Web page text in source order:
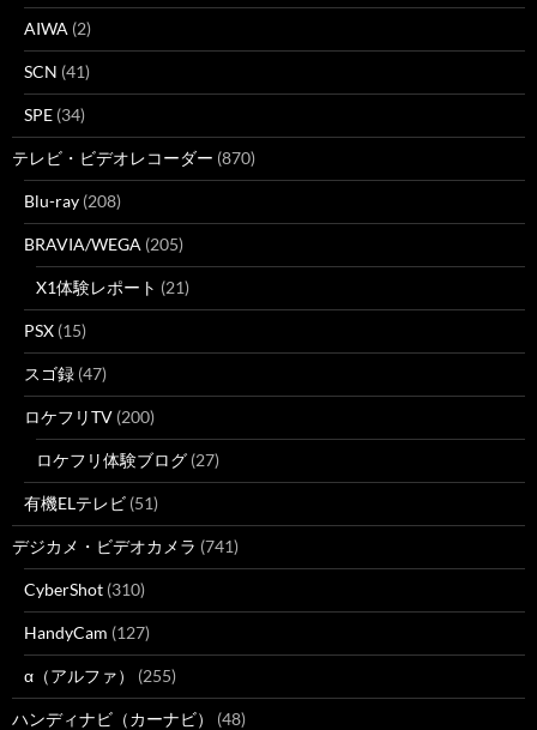
AIWA (2)
SCN (41)
SPE (34)
テレビ・ビデオレコーダー (870)
Blu-ray (208)
BRAVIA/WEGA (205)
X1体験レポート (21)
PSX (15)
スゴ録 (47)
ロケフリTV (200)
ロケフリ体験ブログ (27)
有機ELテレビ (51)
デジカメ・ビデオカメラ (741)
CyberShot (310)
HandyCam (127)
α（アルファ） (255)
ハンディナビ（カーナビ） (48)